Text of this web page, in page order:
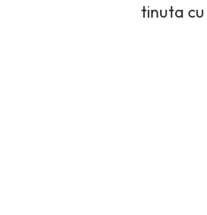
tinuta cu